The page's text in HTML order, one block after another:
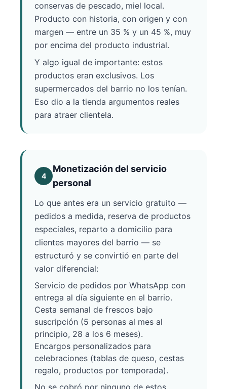
conservas de pescado, miel local.
Producto con historia, con origen y con
margen — entre un 35 % y un 45 %, muy
por encima del producto industrial.
Y algo igual de importante: estos
productos eran exclusivos. Los
supermercados del barrio no los tenían.
Eso dio a la tienda argumentos reales
para atraer clientela.
4
Monetización del servicio
personal
Lo que antes era un servicio gratuito —
pedidos a medida, reserva de productos
especiales, reparto a domicilio para
clientes mayores del barrio — se
estructuró y se convirtió en parte del
valor diferencial:
Servicio de pedidos por WhatsApp con
entrega al día siguiente en el barrio.
Cesta semanal de frescos bajo
suscripción (5 personas al mes al
principio, 28 a los 6 meses).
Encargos personalizados para
celebraciones (tablas de queso, cestas
regalo, productos por temporada).
No se cobró por ninguno de estos